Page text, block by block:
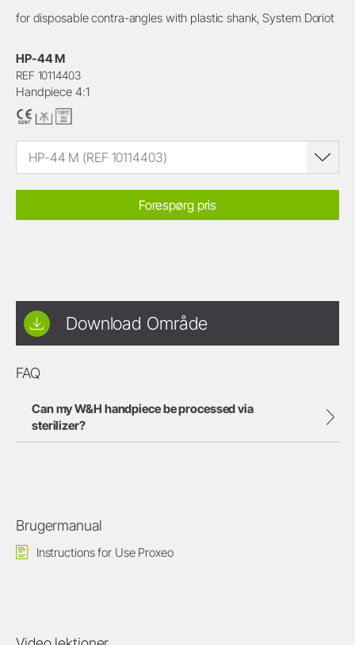
for disposable contra-angles with plastic shank, System Doriot
HP-44 M
REF 10114403
Handpiece 4:1
HP-44 M (REF 10114403)
Forespørg pris
Download Område
FAQ
Can my W&H handpiece be processed via
sterilizer?
Brugermanual
Instructions for Use Proxeo